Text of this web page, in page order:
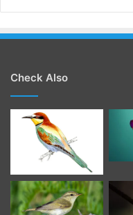
Check Also